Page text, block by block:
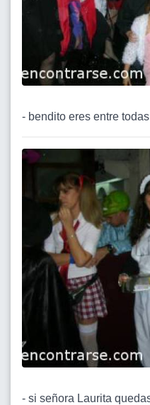
- bendito eres entre
- si señora Laurita